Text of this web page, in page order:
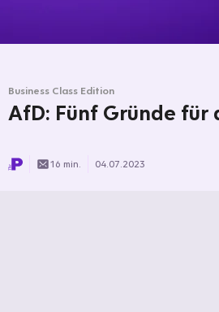
Business Class Edition
AfD: Fünf Gründe für
16 min. 04.07.2023